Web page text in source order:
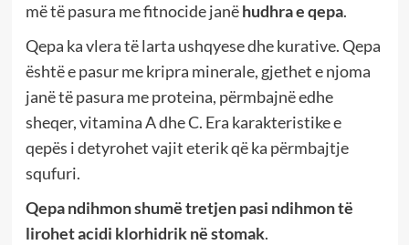
më të pasura me fitnocide janëhudhra e qepa.
Qepa ka vlera të larta ushqyese dhe kurative. Qepa
është e pasur me kripra minerale, gjethet e njoma
janë të pasura me proteina, përmbajnë edhe
sheqer, vitamina A dhe C. Era karakteristike e
qepës i detyrohet vajit eterik që ka përmbajtje
squfuri.
Qepa ndihmon shumë tretjen pasi ndihmon të
lirohet acidi klorhidrik në stomak.